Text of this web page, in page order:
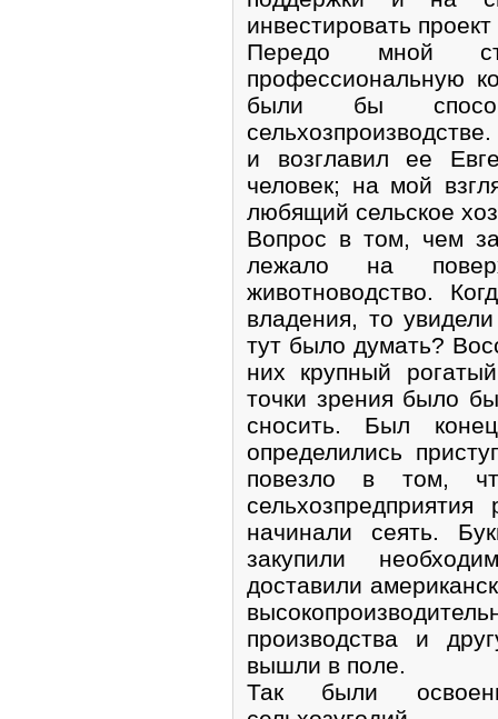
инвестировать
Передо мной
профессиональную
были бы
и возглавил ее
человек; на мой
любящий сельское
Вопрос в том, чем
лежало на
животноводство.
владения, то
тут было думать?
них крупный
точки зрения было
сносить. Был
определились
повезло в том,
начинали сеять.
закупили
доставили
производства и
вышли в поле.
Так были